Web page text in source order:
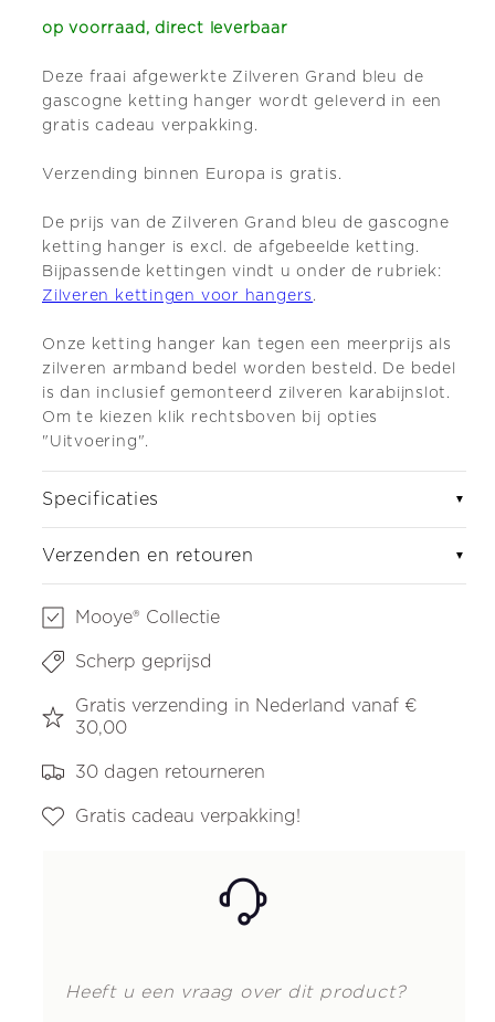
op voorraad, direct leverbaar
Deze fraai afgewerkte Zilveren Grand bleu de
gascogne ketting hanger wordt geleverd in een
gratis cadeau verpakking.
Verzending binnen Europa is gratis.
De prijs van de Zilveren Grand bleu de gascogne
ketting hanger is excl. de afgebeelde ketting.
Bijpassende kettingen vindt u onder de rubriek:
Zilveren kettingen voor hangers .
Onze ketting hanger kan tegen een meerprijs als
zilveren armband bedel worden besteld. De bedel
is dan inclusief gemonteerd zilveren karabijnslot.
Om te kiezen klik rechtsboven bij opties
"Uitvoering".
Specificaties ▼
Verzenden en retouren ▼
Mooye® Collectie
Scherp geprijsd
Gratis verzending in Nederland vanaf €
30,00
30 dagen retourneren
Gratis cadeau verpakking!
Heeft u een vraag over dit product?